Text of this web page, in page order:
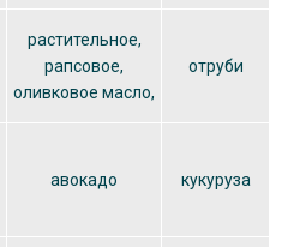
растительное,
рапсовое,
оливковое масло,
отруби
авокадо кукуруза